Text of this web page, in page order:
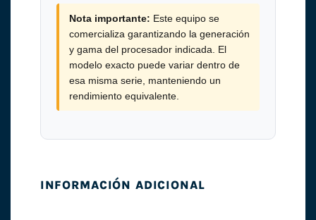
Nota importante: Este equipo se
comercializa garantizando la generación
y gama del procesador indicada. El
modelo exacto puede variar dentro de
esa misma serie, manteniendo un
rendimiento equivalente.
INFORMACIÓN ADICIONAL